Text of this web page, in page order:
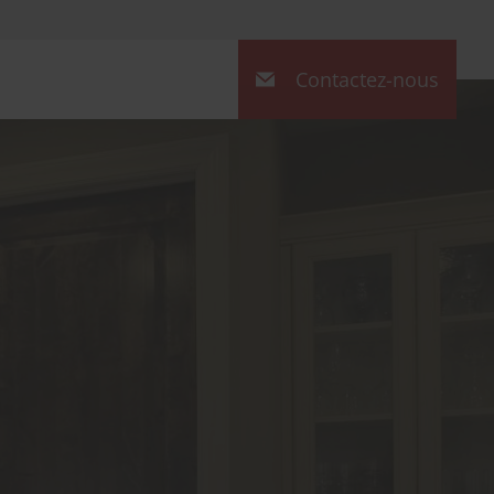
Contactez-nous